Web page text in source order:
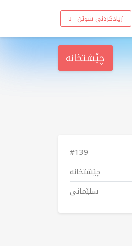
زیادکردنی شوێن
چێشتخانە
#139
چێشتخانە
سلێمانی